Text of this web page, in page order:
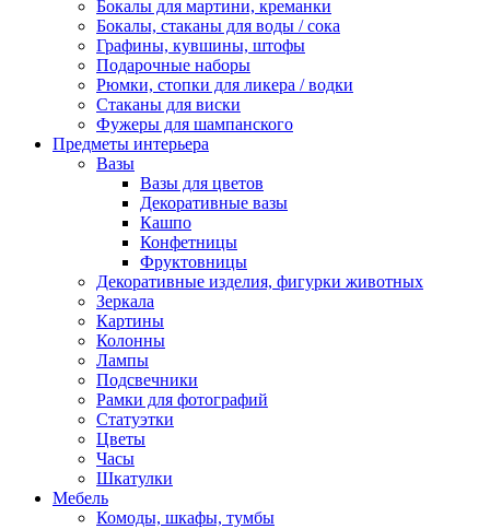
Бокалы для мартини, креманки
Бокалы, стаканы для воды / сока
Графины, кувшины, штофы
Подарочные наборы
Рюмки, стопки для ликера / водки
Стаканы для виски
Фужеры для шампанского
Предметы интерьера
Вазы
Вазы для цветов
Декоративные вазы
Кашпо
Конфетницы
Фруктовницы
Декоративные изделия, фигурки животных
Зеркала
Картины
Колонны
Лампы
Подсвечники
Рамки для фотографий
Статуэтки
Цветы
Часы
Шкатулки
Мебель
Комоды, шкафы, тумбы